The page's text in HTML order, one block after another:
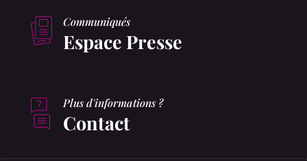
Communiqués
Espace Presse
Plus d'informations ?
Contact